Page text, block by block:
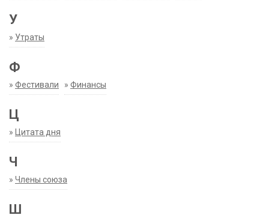
У
» Утраты
Ф
» Фестивали » Финансы
Ц
» Цитата дня
Ч
» Члены союза
Ш